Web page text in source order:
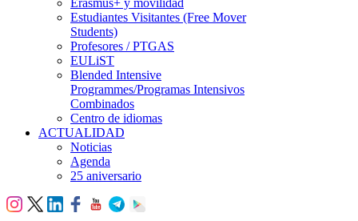
Estudiantes Visitantes (Free Mover
Students)
Profesores / PTGAS
EULiST
Blended Intensive
Programmes/Programas Intensivos
Combinados
Centro de idiomas
ACTUALIDAD
Noticias
Agenda
25 aniversario